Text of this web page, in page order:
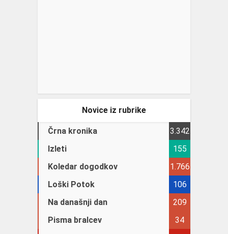
Novice iz rubrike
Črna kronika
3.342
Izleti
155
Koledar dogodkov
1.766
Loški Potok
106
Na današnji dan
209
Pisma bralcev
34